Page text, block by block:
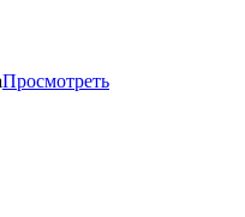
Просмотреть